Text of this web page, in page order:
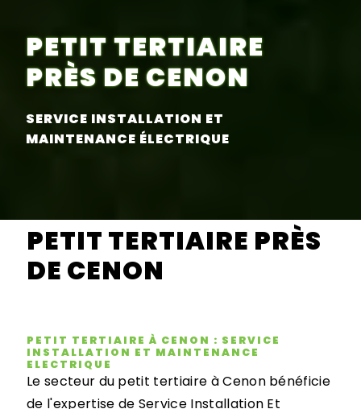
PETIT TERTIAIRE
PRÈS DE CENON
SERVICE INSTALLATION ET
MAINTENANCE ÉLECTRIQUE
PETIT TERTIAIRE PRÈS
DE CENON
PETIT TERTIAIRE À CENON : SERVICE
INSTALLATION ET MAINTENANCE
ELECTRIQUE
Le secteur du petit tertiaire à Cenon bénéficie
de l'expertise de Service Installation Et